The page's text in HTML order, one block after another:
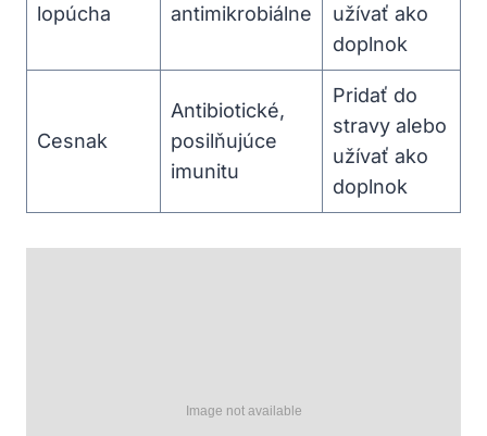
lopúcha
antimikrobiálne
užívať ako
doplnok
Cesnak
Antibiotické,
posilňujúce
imunitu
Pridať do
stravy alebo
užívať ako
doplnok